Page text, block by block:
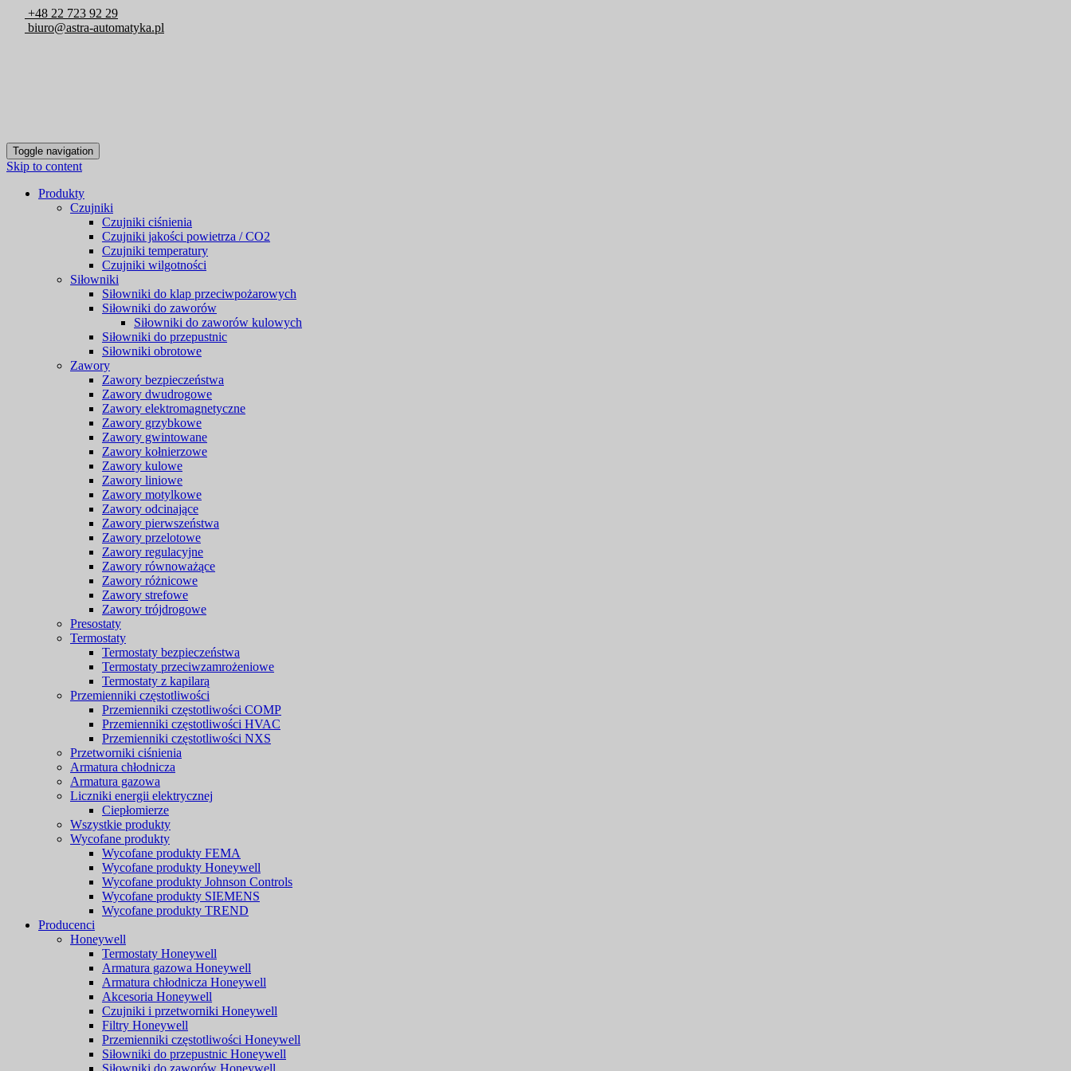
+48 22 723 92 29
biuro@astra-automatyka.pl
Toggle navigation
Skip to content
Produkty
Czujniki
Czujniki ciśnienia
Czujniki jakości powietrza / CO2
Czujniki temperatury
Czujniki wilgotności
Siłowniki
Siłowniki do klap przeciwpożarowych
Siłowniki do zaworów
Siłowniki do zaworów kulowych
Siłowniki do przepustnic
Siłowniki obrotowe
Zawory
Zawory bezpieczeństwa
Zawory dwudrogowe
Zawory elektromagnetyczne
Zawory grzybkowe
Zawory gwintowane
Zawory kołnierzowe
Zawory kulowe
Zawory liniowe
Zawory motylkowe
Zawory odcinające
Zawory pierwszeństwa
Zawory przelotowe
Zawory regulacyjne
Zawory równoważące
Zawory różnicowe
Zawory strefowe
Zawory trójdrogowe
Presostaty
Termostaty
Termostaty bezpieczeństwa
Termostaty przeciwzamrożeniowe
Termostaty z kapilarą
Przemienniki częstotliwości
Przemienniki częstotliwości COMP
Przemienniki częstotliwości HVAC
Przemienniki częstotliwości NXS
Przetworniki ciśnienia
Armatura chłodnicza
Armatura gazowa
Liczniki energii elektrycznej
Ciepłomierze
Wszystkie produkty
Wycofane produkty
Wycofane produkty FEMA
Wycofane produkty Honeywell
Wycofane produkty Johnson Controls
Wycofane produkty SIEMENS
Wycofane produkty TREND
Producenci
Honeywell
Termostaty Honeywell
Armatura gazowa Honeywell
Armatura chłodnicza Honeywell
Akcesoria Honeywell
Czujniki i przetworniki Honeywell
Filtry Honeywell
Przemienniki częstotliwości Honeywell
Siłowniki do przepustnic Honeywell
Siłowniki do zaworów Honeywell